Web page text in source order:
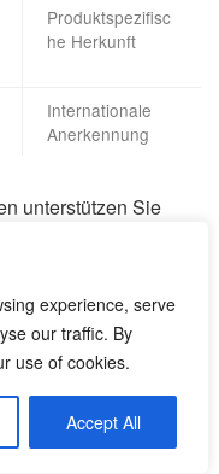
experience, serve
our traffic. By
use of cookies.
Accept All
Produktspezifisc
he Herkunft
Internationale
Anerkennung
unterstützen Sie
machen.
Gewissheit über
maximale Wärme
im